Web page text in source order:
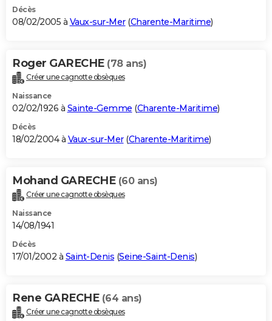
Décès
08/02/2005 à Vaux-sur-Mer(Charente-Maritime)
Roger GARECHE (78 ans)
Créer une cagnotte obsèques
Naissance
02/02/1926 à Sainte-Gemme (Charente-Maritime)
Décès
18/02/2004 à Vaux-sur-Mer(Charente-Maritime)
Mohand GARECHE (60 ans)
Créer une cagnotte obsèques
Naissance
14/08/1941
Décès
17/01/2002 à Saint-Denis (Seine-Saint-Denis)
Rene GARECHE (64 ans)
Créer une cagnotte obsèques